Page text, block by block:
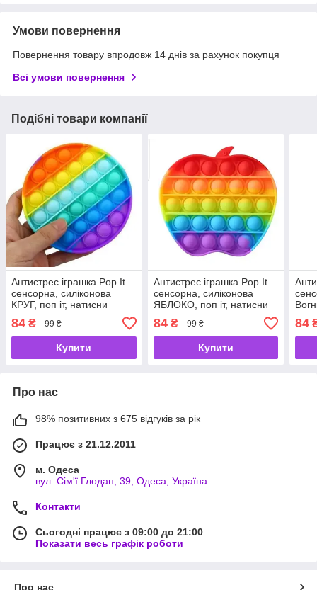
Умови повернення
Повернення товару впродовж 14 днів за рахунок покупця
Всі умови повернення
Подібні товари компанії
Антистрес іграшка Pop It
сенсорна, силіконова
КРУГ, поп іт, натисни
бульбашку, пухирка, Push
up bubbl
84 ₴ 99 ₴
Купити
Антистрес іграшка Pop It
сенсорна, силіконова
ЯБЛОКО, поп іт, натисни
бульбашку, пухирку, Push
up bubbl
84₴ 99 ₴
Купити
поп
84
Про нас
98% позитивних з 675 відгуків за рік
Працює з 21.12.2011
м. Одеса
вул. Сім'ї Глодан, 39, Одеса, Україна
Контакти
Сьогодні працює з 09:00 до 21:00
Показати весь графік роботи
Про нас